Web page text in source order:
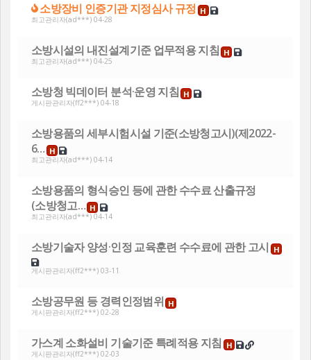
소방장비 인증기관 지정심사 규정 H
최고관리자(ad***) 04-28
소방시설의 내진설계기준 업무적용 지침 H
최고관리자(ad***) 04-25
소방청 빅데이터 분석·운영 지침 H
게시판관리자(ff2***) 04-18
소방용품의 세부시험시설 기준(소방청고시)(제2022-
6… H
최고관리자(ad***) 04-14
소방용품의 형식승인 등에 관한 수수료 산출규정
(소방청고… H
최고관리자(ad***) 04-14
소방기술자 양성·인정 교육훈련 수수료에 관한 고시 H
게시판관리자(ff2***) 03-11
소방공무원 등 경력인정범위 H
게시판관리자(ff2***) 02-28
가스계 소화설비 기술기준 특례적용 지침 H
게시판관리자(ff2***) 02-03